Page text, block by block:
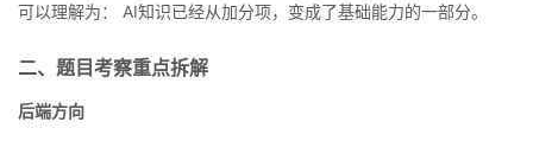
可以理解为： AI知识已经从加分项，变成了基础能力的一部分。
二、题目考察重点拆解
后端方向